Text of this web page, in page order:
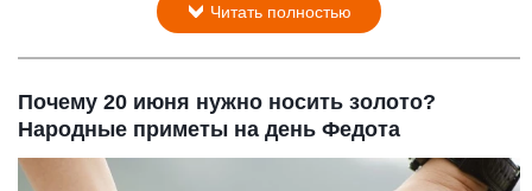
Читать полностью
Почему 20 июня нужно носить золото?
Народные приметы на день Федота